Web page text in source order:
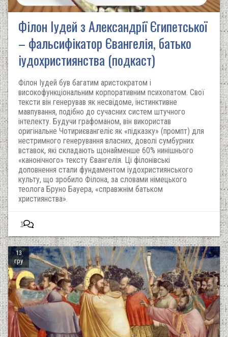
Філон Іудей з Александрії Єгипетської
– фальсифікатор Євангелія, батько
іудохристиянства (подкаст)
Філон Іудей був багатим аристократом і
високофункціональним корпоративним психопатом. Свої
тексти він генерував як несвідоме, інстинктивне
мавпування, подібно до сучасних систем штучного
інтелекту. Будучи графоманом, він використав
оригінальне Чотириєвангеліє як «підказку» (промпт) для
нестримного генерування власних, доволі сумбурних
вставок, які складають щонайменше 60% нинішнього
«канонічного» тексту Євангелія. Ці філонівські
доповнення стали фундаментом іудохристиянського
культу, що зробило Філона, за словами німецького
теолога Бруно Бауера, «справжнім батьком
християнства».
1
13
гру